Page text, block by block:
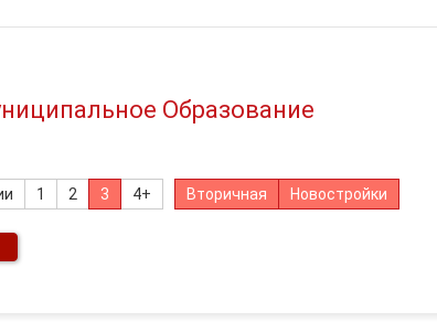
Образование
1 2 3 4+ Вторичная Новостройки